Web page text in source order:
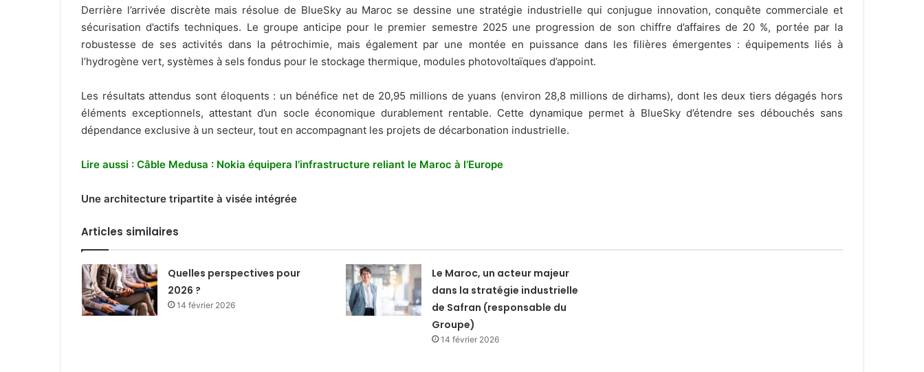
Derrière l’arrivée discrète mais résolue de BlueSky au Maroc se dessine une stratégie industrielle qui conjugue innovation, conquête commerciale et
sécurisation d’actifs techniques. Le groupe anticipe pour le premier semestre 2025 une progression de son chiffre d’affaires de 20 %, portée par la
robustesse de ses activités dans la pétrochimie, mais également par une montée en puissance dans les filières émergentes : équipements liés à
l’hydrogène vert, systèmes à sels fondus pour le stockage thermique, modules photovoltaïques d’appoint.
Les résultats attendus sont éloquents : un bénéfice net de 20,95 millions de yuans (environ 28,8 millions de dirhams), dont les deux tiers dégagés hors
éléments exceptionnels, attestant d’un socle économique durablement rentable. Cette dynamique permet à BlueSky d’étendre ses débouchés sans
dépendance exclusive à un secteur, tout en accompagnant les projets de décarbonation industrielle.
Lire aussi : Câble Medusa : Nokia équipera l’infrastructure reliant le Maroc à l’Europe
Une architecture tripartite à visée intégrée
Articles similaires
Quelles perspectives pour
2026 ?
14 février 2026
Le Maroc, un acteur majeur
dans la stratégie industrielle
de Safran (responsable du
Groupe)
14 février 2026